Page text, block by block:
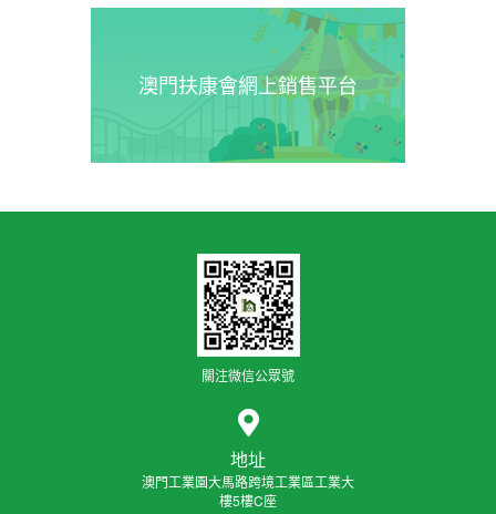
澳門扶康會網上銷售平台
關注微信公眾號
地址
澳門工業園大馬路跨境工業區工業大
樓5樓C座